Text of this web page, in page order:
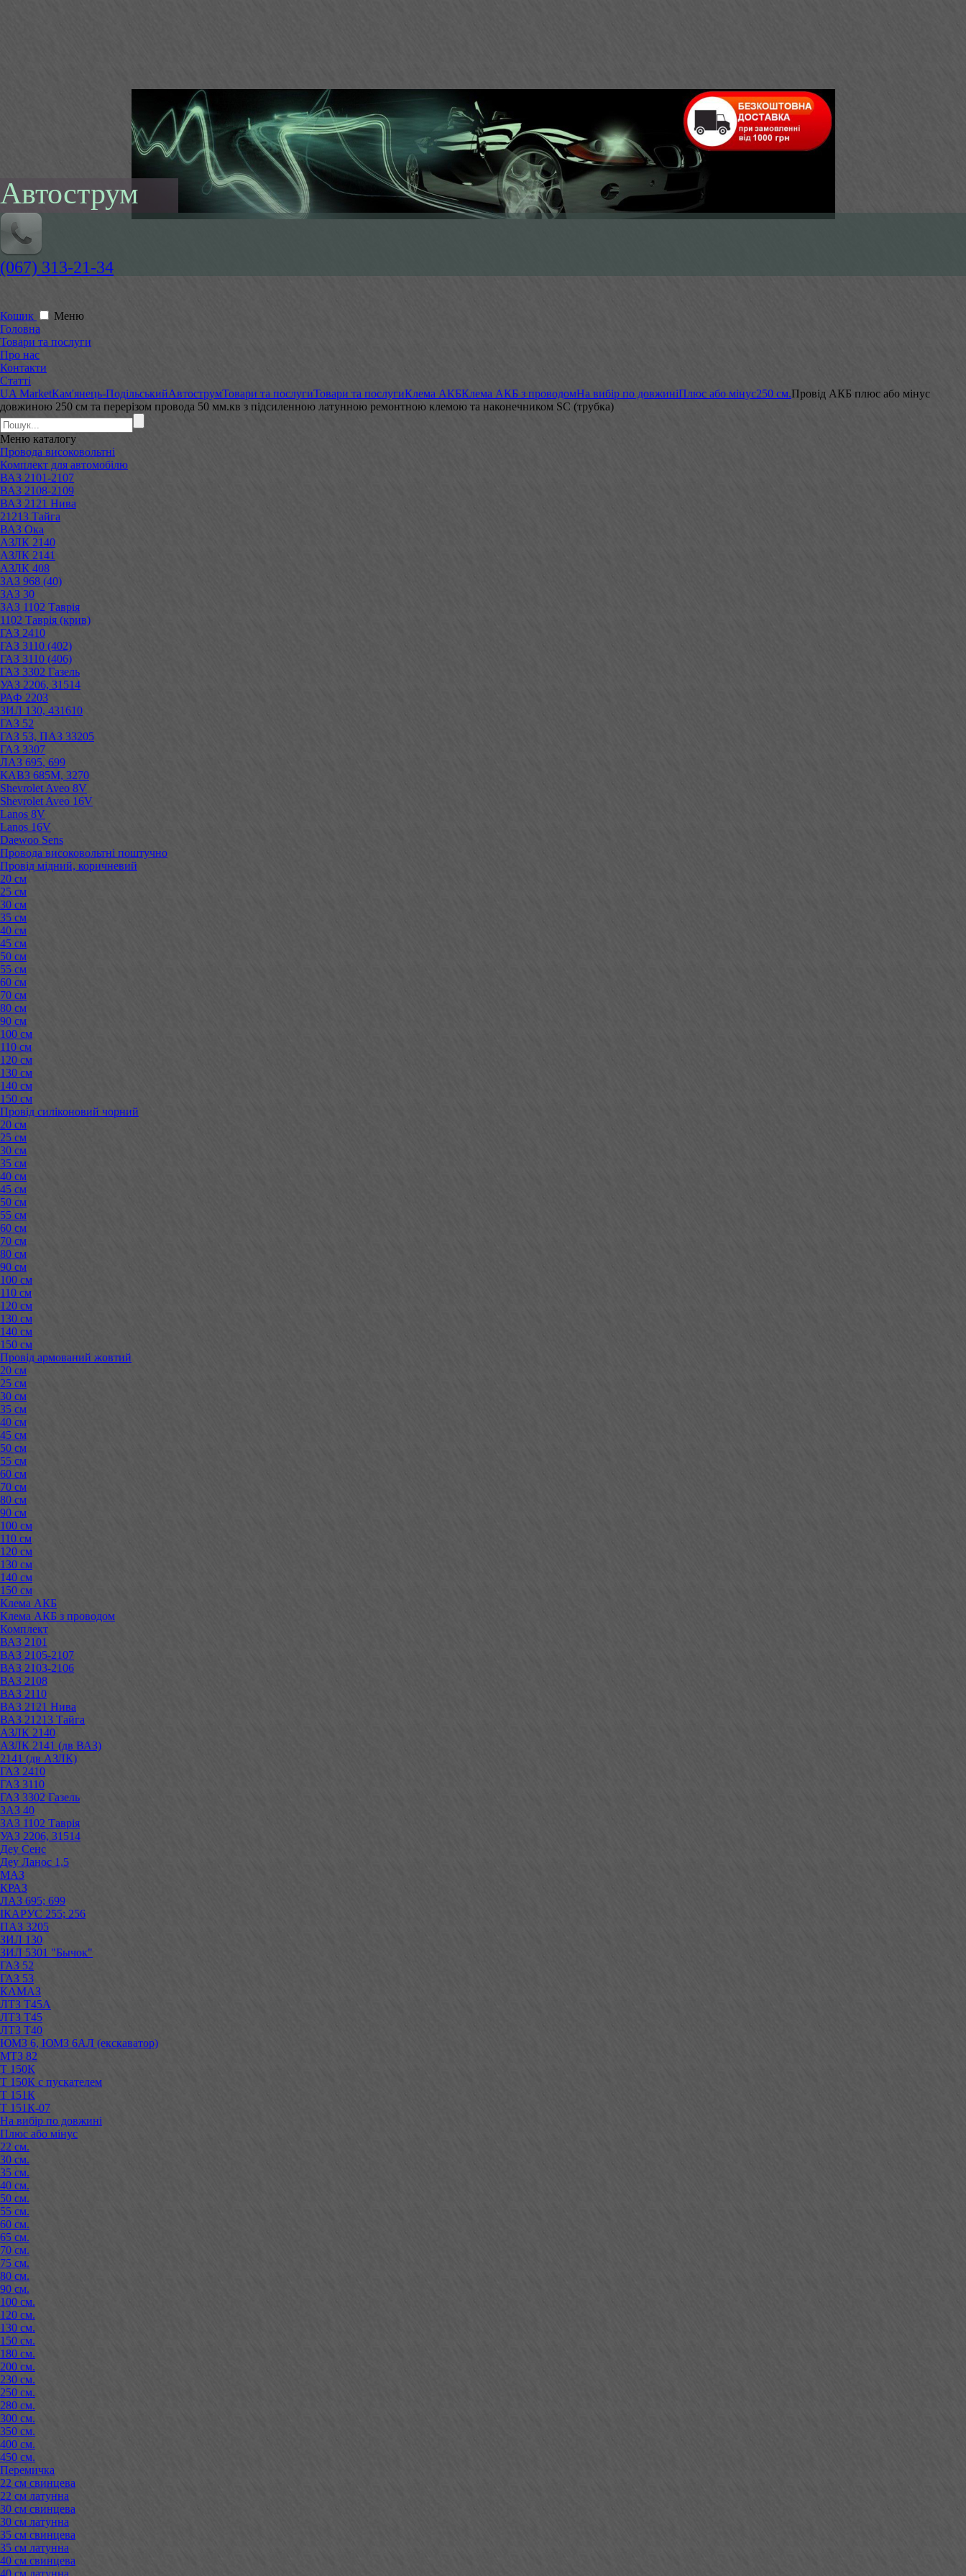
Автострум
(067) 313-21-34
Кошик
Меню
Головна
Товари та послуги
Про нас
Контакти
Статті
UA MarketКам'янець-ПодільськийАвтострумТовари та послугиТовари та послугиКлема АКБКлема АКБ з проводомНа вибір по довжиніПлюс або мінус250 см.Провід АКБ плюс або мінус
довжиною 250 см та перерізом провода 50 мм.кв з підсиленною латунною ремонтною клемою та наконечником SC (трубка)
Меню каталогу
Провода високовольтні
Комплект для автомобілю
ВАЗ 2101-2107
ВАЗ 2108-2109
ВАЗ 2121 Нива
21213 Тайга
ВАЗ Ока
АЗЛК 2140
АЗЛК 2141
АЗЛК 408
ЗАЗ 968 (40)
ЗАЗ 30
ЗАЗ 1102 Таврія
1102 Таврія (крив)
ГАЗ 2410
ГАЗ 3110 (402)
ГАЗ 3110 (406)
ГАЗ 3302 Газель
УАЗ 2206, 31514
РАФ 2203
ЗИЛ 130, 431610
ГАЗ 52
ГАЗ 53, ПАЗ 33205
ГАЗ 3307
ЛАЗ 695, 699
КАВЗ 685М, 3270
Shevrolet Aveo 8V
Shevrolet Aveo 16V
Lanos 8V
Lanos 16V
Daewoo Sens
Провода високовольтні поштучно
Провід мідний, коричневий
20 см
25 см
30 см
35 см
40 см
45 см
50 см
55 см
60 см
70 см
80 см
90 см
100 см
110 см
120 см
130 см
140 см
150 см
Провід силіконовий чорний
20 см
25 см
30 см
35 см
40 см
45 см
50 см
55 см
60 см
70 см
80 см
90 см
100 см
110 см
120 см
130 см
140 см
150 см
Провід армований жовтий
20 см
25 см
30 см
35 см
40 см
45 см
50 см
55 см
60 см
70 см
80 см
90 см
100 см
110 см
120 см
130 см
140 см
150 см
Клема АКБ
Клема АКБ з проводом
Комплект
ВАЗ 2101
ВАЗ 2105-2107
ВАЗ 2103-2106
ВАЗ 2108
ВАЗ 2110
ВАЗ 2121 Нива
ВАЗ 21213 Тайга
АЗЛК 2140
АЗЛК 2141 (дв ВАЗ)
2141 (дв АЗЛК)
ГАЗ 2410
ГАЗ 3110
ГАЗ 3302 Газель
ЗАЗ 40
ЗАЗ 1102 Таврія
УАЗ 2206, 31514
Деу Сенс
Деу Ланос 1,5
МАЗ
КРАЗ
ЛАЗ 695; 699
ІКАРУС 255; 256
ПАЗ 3205
ЗИЛ 130
ЗИЛ 5301 "Бычок"
ГАЗ 52
ГАЗ 53
КАМАЗ
ЛТЗ Т45А
ЛТЗ Т45
ЛТЗ Т40
ЮМЗ 6, ЮМЗ 6АЛ (екскаватор)
МТЗ 82
Т 150К
Т 150К с пускателем
Т 151К
Т 151К-07
На вибір по довжині
Плюс або мінус
22 см.
30 см.
35 см.
40 см.
50 см.
55 см.
60 см.
65 см.
70 см.
75 см.
80 см.
90 см.
100 см.
120 см.
130 см.
150 см.
180 см.
200 см.
230 см.
250 см.
280 см.
300 см.
350 см.
400 см.
450 см.
Перемичка
22 см свинцева
22 см латунна
30 см свинцева
30 см латунна
35 см свинцева
35 см латунна
40 см свинцева